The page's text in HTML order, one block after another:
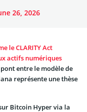
26, 2026
le CLARITY Act
actifs numériques
entre le modèle de
représente une thèse
Bitcoin Hyper via la